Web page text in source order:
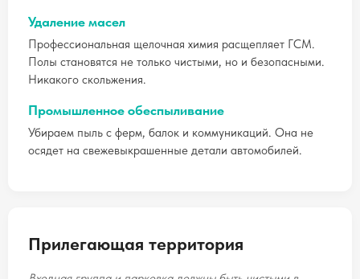
Удаление масел
Профессиональная щелочная химия расщепляет ГСМ.
Полы становятся не только чистыми, но и безопасными.
Никакого скольжения.
Промышленное обеспыливание
Убираем пыль с ферм, балок и коммуникаций. Она не
осядет на свежевыкрашенные детали автомобилей.
Прилегающая территория